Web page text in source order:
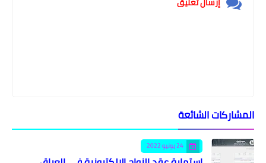
المشاركات الشائعة
24 يونيو 2022